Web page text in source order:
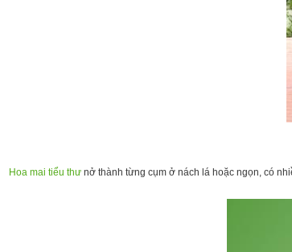
Hoa mai tiểu thưnở thành từng cụm ở nách lá hoặc ngọn, có